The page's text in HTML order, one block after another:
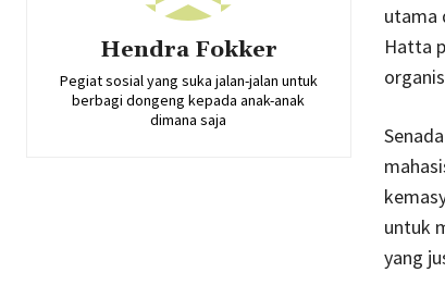
Hendra Fokker
Pegiat sosial yang suka jalan-jalan untuk
berbagi dongeng kepada anak-anak
dimana saja
utama
Hatta
untuk
yang